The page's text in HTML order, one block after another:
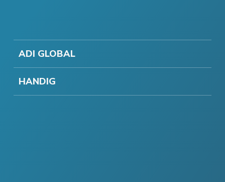
ADI GLOBAL
HANDIG